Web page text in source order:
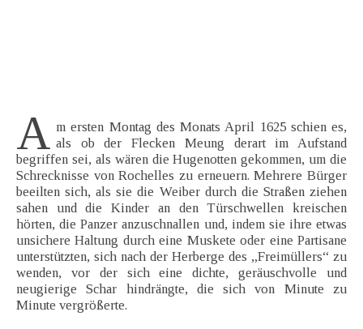
A m ersten Montag des Monats April 1625 schien es,
als ob der Flecken Meung derart im Aufstand
begriffen sei, als wären die Hugenotten gekommen, um die
Schrecknisse von Rochelles zu erneuern. Mehrere Bürger
beeilten sich, als sie die Weiber durch die Straßen ziehen
sahen und die Kinder an den Türschwellen kreischen
hörten, die Panzer anzuschnallen und, indem sie ihre etwas
unsichere Haltung durch eine Muskete oder eine Partisane
unterstützten, sich nach der Herberge des „Freimüllers“ zu
wenden, vor der sich eine dichte, geräuschvolle und
neugierige Schar hindrängte, die sich von Minute zu
Minute vergrößerte.